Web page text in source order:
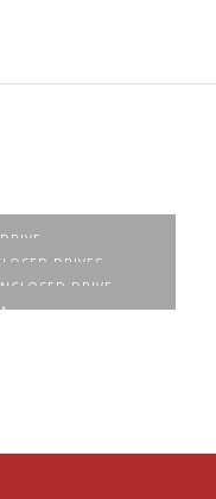
DRIVES
DRIVE